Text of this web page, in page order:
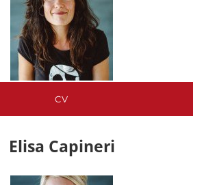
CV
Elisa Capineri